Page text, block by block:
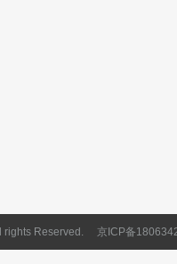
rights Reserved. 京ICP备